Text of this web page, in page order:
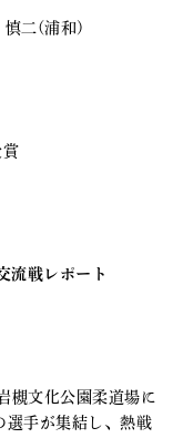
二(浦和)
流戦レポート
槻文化公園柔道場に
選手が集結し、熱戦